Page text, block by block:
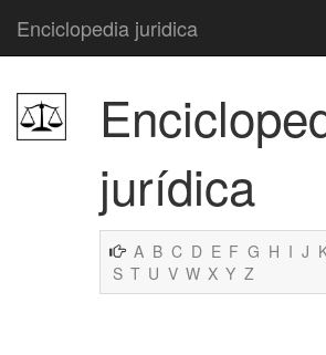
Enciclopedia juridica
jurídica
A B C D E F G H I J
S T U V W X Y Z